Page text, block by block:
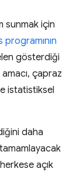
sunmak için
gösterdiği
çapraz
istatistiksel
daha
açık